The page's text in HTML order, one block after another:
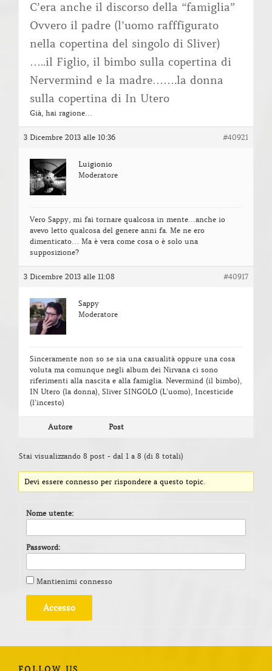
C’era anche il discorso della “famiglia”
Ovvero il padre (l’uomo rafffigurato
nella copertina del singolo di Sliver)
…..il Figlio, il bimbo sulla copertina di
Nervermind e la madre…….la donna
sulla copertina di In Utero
Già, hai ragione…
3 Dicembre 2013 alle 10:36 #40921
Luigionio
Moderatore
Vero Sappy, mi fai tornare qualcosa in mente…anche io
avevo letto qualcosa del genere anni fa. Me ne ero
dimenticato… Ma è vera come cosa o è solo una
supposizione?
3 Dicembre 2013 alle 11:08 #40917
Sappy
Moderatore
Sinceramente non so se sia una casualità oppure una cosa
voluta ma comunque negli album dei Nirvana ci sono
riferimenti alla nascita e alla famiglia. Nevermind (il bimbo),
IN Utero (la donna), Sliver SINGOLO (L’uomo), Incesticide
(l’incesto)
Autore Post
Stai visualizzando 8 post - dal 1 a 8 (di 8 totali)
Devi essere connesso per rispondere a questo topic.
Nome utente:
Password:
Mantienimi connesso
Accesso